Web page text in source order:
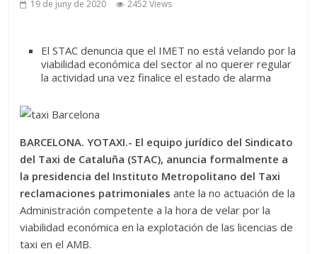
19 de juny de 2020 2452 Views
El STAC denuncia que el IMET no está velando por la
viabilidad económica del sector al no querer regular
la actividad una vez finalice el estado de alarma
BARCELONA. YOTAXI.- El equipo jurídico del Sindicato
del Taxi de Cataluña (STAC), anuncia formalmente a
la presidencia del Instituto Metropolitano del Taxi
reclamaciones patrimoniales ante la no actuación de la
Administración competente a la hora de velar por la
viabilidad económica en la explotación de las licencias de
taxi en el AMB.